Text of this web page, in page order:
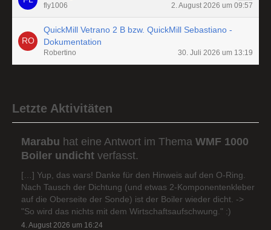
fly1006
2. August 2026 um 09:57
QuickMill Vetrano 2 B bzw. QuickMill Sebastiano -
Dokumentation
Robertino 30. Juli 2026 um 13:19
Letzte Aktivitäten
Marabu hat eine Antwort im Thema WMF 1000
Boiler undicht verfasst.
[…] Yup, das wars! Danke für den Hinweis auf den O-Ring.
Nach Tausch der Dichtung (und etwas 2-Komponentenkleber
auf die Oberseite der Sonde) ist der Boiler wieder dicht. ->
"So wird das nichts mit dem Wirtschaftsaufschwung." :)
4. August 2026 um 16:24